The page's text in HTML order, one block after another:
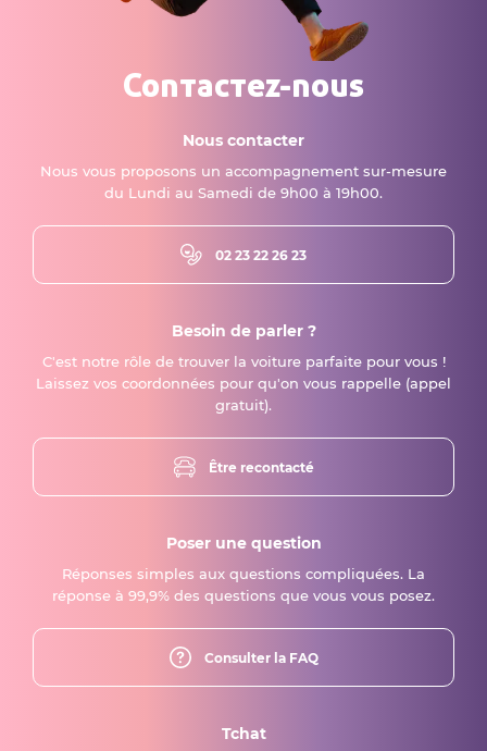
Contactez-nous
Nous contacter
Nous vous proposons un accompagnement sur-mesure
du Lundi au Samedi de 9h00 à 19h00.
02 23 22 26 23
Besoin de parler ?
C'est notre rôle de trouver la voiture parfaite pour vous !
Laissez vos coordonnées pour qu'on vous rappelle (appel
gratuit).
Être recontacté
Poser une question
Réponses simples aux questions compliquées. La
réponse à 99,9% des questions que vous vous posez.
Consulter la FAQ
Tchat